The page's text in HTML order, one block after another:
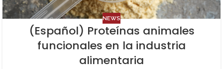
NEWS
(Español) Proteínas animales
funcionales en la industria
alimentaria